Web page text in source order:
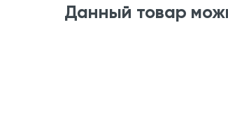
Данный товар